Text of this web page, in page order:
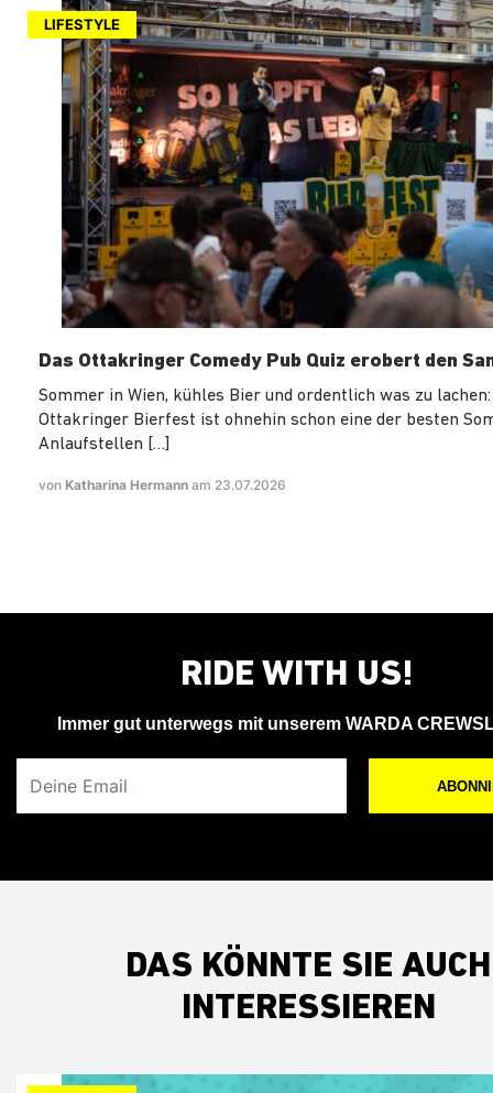
LIFESTYLE
Das Ottakringer Comedy Pub Quiz erobert den
Sommer in Wien, kühles Bier und ordentlich was zu lachen:
Ottakringer Bierfest ist ohnehin schon eine der besten
Anlaufstellen […]
von Katharina Hermann am 23.07.2026
RIDE WITH US!
Immer gut unterwegs mit unserem WARDA
DAS KÖNNTE SIE AUCH
INTERESSIEREN